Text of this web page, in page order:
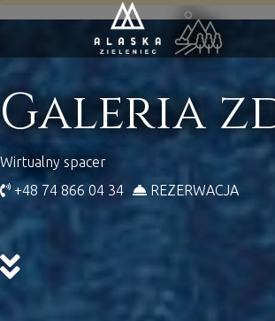
Galeria
Wirtualny spacer
+48 74 866 04 34
REZERWACJA